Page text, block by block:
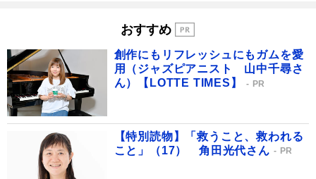
おすすめ
創作にもリフレッシュにもガムを愛
用（ジャズピアニスト 山中千尋さ
ん）【LOTTE TIMES】
PR
【特別読物】「救うこと、救われる
こと」（17） 角田光代さん
PR